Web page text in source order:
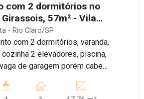
com 2 dormitórios no
57m² - Vila
Claro/SP
- Rio Claro/SP
com 2 dormitórios, varanda,
cozinha 2 elevadores, piscina,
de garagem porém cabe
pet